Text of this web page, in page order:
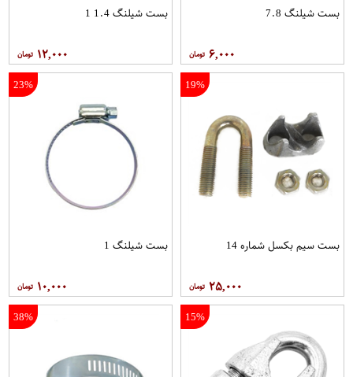
بست شیلنگ 7.8
۶,۰۰۰
بست شیلنگ 1.4 1
۱۲,۰۰۰
19%
بست سیم بکسل شماره 14
۲۵,۰۰۰
23%
بست شیلنگ 1
۱۰,۰۰۰
15%
38%